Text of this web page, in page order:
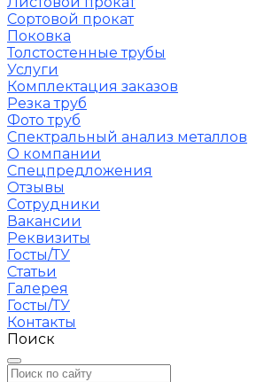
Сортовой прокат
Поковка
Толстостенные трубы
Услуги
Комплектация заказов
Резка труб
Фото труб
Спектральный анализ металлов
О компании
Спецпредложения
Отзывы
Сотрудники
Вакансии
Реквизиты
Госты/ТУ
Статьи
Галерея
Госты/ТУ
Контакты
Поиск